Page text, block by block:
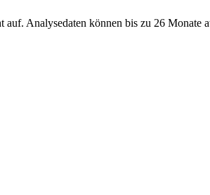
Analysedaten können bis zu 26 Monate